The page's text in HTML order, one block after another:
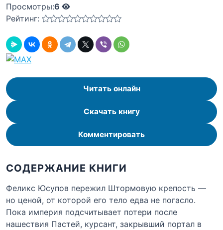
Просмотры:6
Рейтинг:
Читать онлайн
Скачать книгу
Комментировать
СОДЕРЖАНИЕ КНИГИ
Феликс Юсупов пережил Штормовую крепость —
но ценой, от которой его тело едва не погасло.
Пока империя подсчитывает потери после
нашествия Пастей, курсант, закрывший портал в